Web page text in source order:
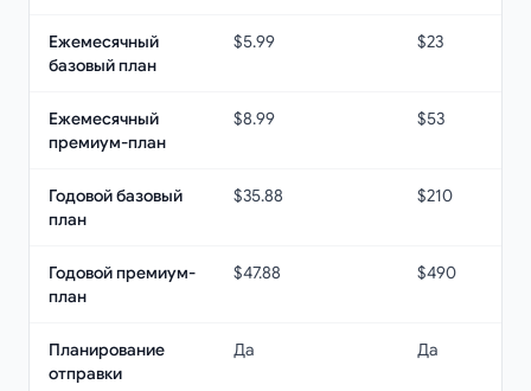
Ежемесячный
базовый план
$5.99 $23
Ежемесячный
премиум-план
$8.99 $53
Годовой базовый
план
$35.88 $210
Годовой премиум-
план
$47.88 $490
Планирование
отправки
Да Да